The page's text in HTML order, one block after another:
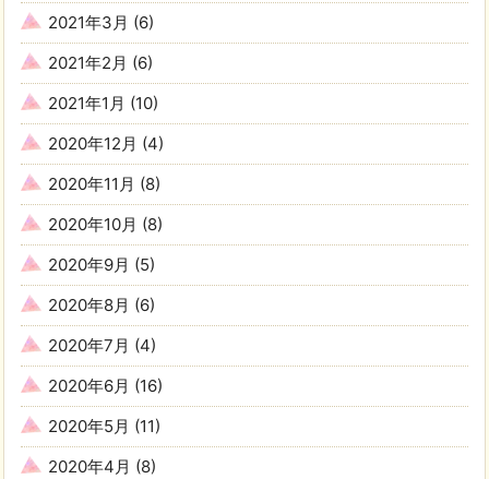
2021年3月 (6)
2021年2月 (6)
2021年1月 (10)
2020年12月 (4)
2020年11月 (8)
2020年10月 (8)
2020年9月 (5)
2020年8月 (6)
2020年7月 (4)
2020年6月 (16)
2020年5月 (11)
2020年4月 (8)